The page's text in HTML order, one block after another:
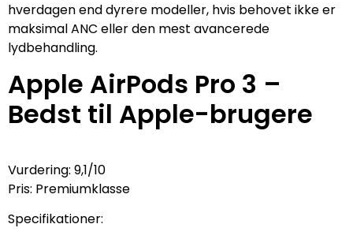
hverdagen end dyrere modeller, hvis behovet ikke er
maksimal ANC eller den mest avancerede
lydbehandling.
Apple AirPods Pro 3 –
Bedst til Apple-brugere
Vurdering: 9,1/10
Pris: Premiumklasse
Specifikationer: